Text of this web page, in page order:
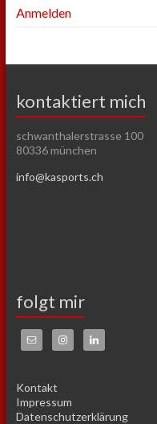
Anmelden
kontaktiert mich
schwanthalerstrasse 100
80336 münchen
info@kasports.ch
folgt mir
Kontakt
Impressum
Datenschutzerklärung